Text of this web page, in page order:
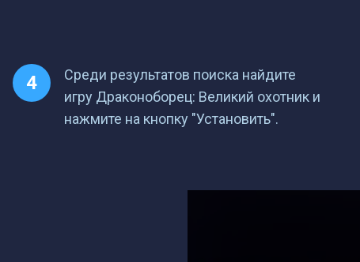
Среди результатов поиска найдите
игру Драконоборец: Великий охотник и
нажмите на кнопку "Установить".